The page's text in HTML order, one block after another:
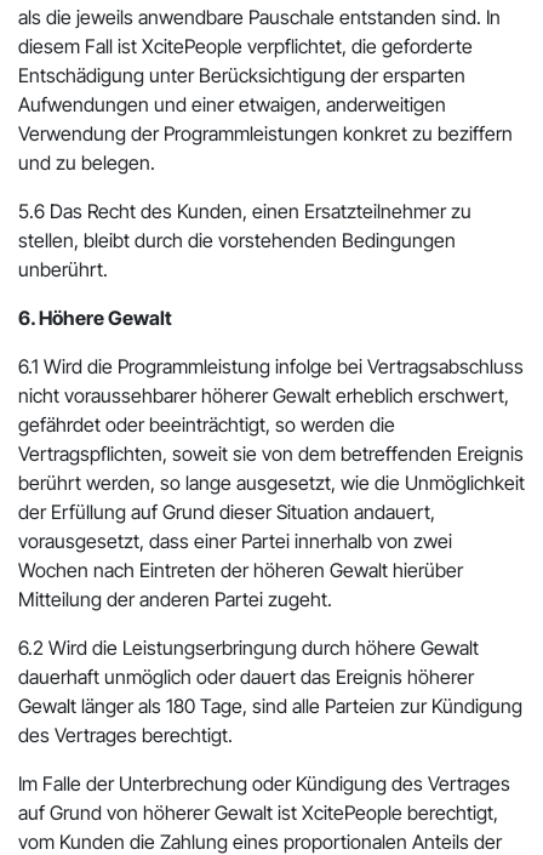
als die jeweils anwendbare Pauschale entstanden sind. In
diesem Fall ist XcitePeople verpflichtet, die geforderte
Entschädigung unter Berücksichtigung der ersparten
Aufwendungen und einer etwaigen, anderweitigen
Verwendung der Programmleistungen konkret zu beziffern
und zu belegen.
5.6 Das Recht des Kunden, einen Ersatzteilnehmer zu
stellen, bleibt durch die vorstehenden Bedingungen
unberührt.
6. Höhere Gewalt
6.1 Wird die Programmleistung infolge bei Vertragsabschluss
nicht voraussehbarer höherer Gewalt erheblich erschwert,
gefährdet oder beeinträchtigt, so werden die
Vertragspflichten, soweit sie von dem betreffenden Ereignis
berührt werden, so lange ausgesetzt, wie die Unmöglichkeit
der Erfüllung auf Grund dieser Situation andauert,
vorausgesetzt, dass einer Partei innerhalb von zwei
Wochen nach Eintreten der höheren Gewalt hierüber
Mitteilung der anderen Partei zugeht.
6.2 Wird die Leistungserbringung durch höhere Gewalt
dauerhaft unmöglich oder dauert das Ereignis höherer
Gewalt länger als 180 Tage, sind alle Parteien zur Kündigung
des Vertrages berechtigt.
Im Falle der Unterbrechung oder Kündigung des Vertrages
auf Grund von höherer Gewalt ist XcitePeople berechtigt,
vom Kunden die Zahlung eines proportionalen Anteils der